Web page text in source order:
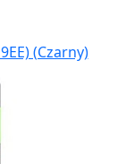
(Czarny)